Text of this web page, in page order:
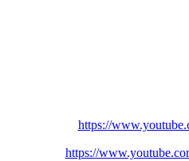
https://
https://